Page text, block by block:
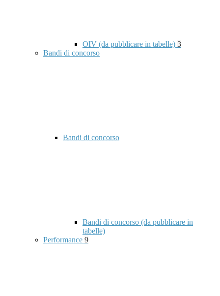
OIV (da pubblicare in tabelle) 3
Bandi di concorso
Bandi di concorso
Bandi di concorso (da pubblicare in
tabelle)
Performance 9